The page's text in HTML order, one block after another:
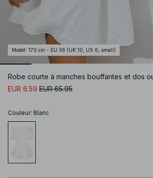
Model : 170 cm - EU 36 (UK 10, US 6, small)
Robe courte à manches bouffantes et dos
EUR 6.59 EUR 65.95
Couleur: Blanc